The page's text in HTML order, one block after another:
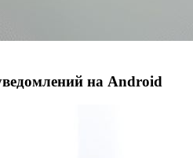
на Android